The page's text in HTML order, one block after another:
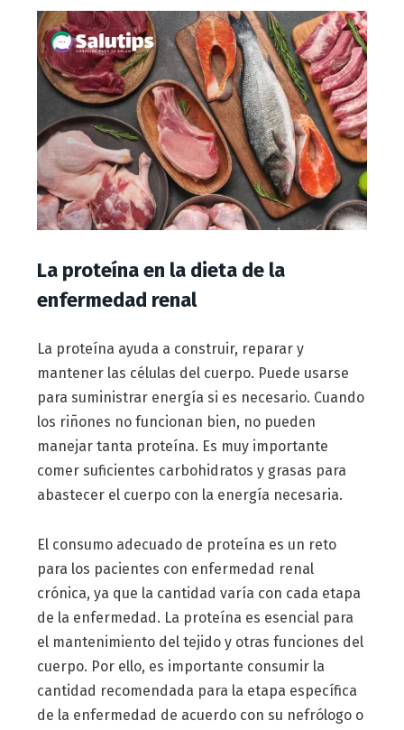
La proteína en la dieta de la
enfermedad renal
La proteína ayuda a construir, reparar y
mantener las células del cuerpo. Puede usarse
para suministrar energía si es necesario. Cuando
los riñones no funcionan bien, no pueden
manejar tanta proteína. Es muy importante
comer suficientes carbohidratos y grasas para
abastecer el cuerpo con la energía necesaria.
El consumo adecuado de proteína es un reto
para los pacientes con enfermedad renal
crónica, ya que la cantidad varía con cada etapa
de la enfermedad. La proteína es esencial para
el mantenimiento del tejido y otras funciones del
cuerpo. Por ello, es importante consumir la
cantidad recomendada para la etapa específica
de la enfermedad de acuerdo con su nefrólogo o